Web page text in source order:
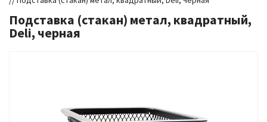
Подставка (стакан) метал, квадратный,
Deli, черная